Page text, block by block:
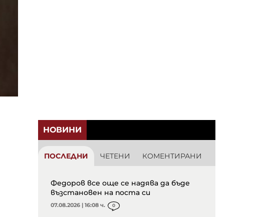
НОВИНИ
ПОСЛЕДНИ ЧЕТЕНИ КОМЕНТИРАНИ
Федоров все още се надява да бъде
възстановен на поста си
07.08.2026 | 16:08 ч. 0